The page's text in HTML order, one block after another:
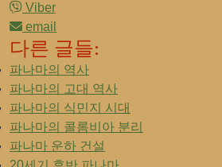
Viber
email
다른 글들:
파나마의 역사
파나마의 고대 역사
파나마의 식민지 시대
파나마의 콜롬비아 분리
파나마 운하 건설